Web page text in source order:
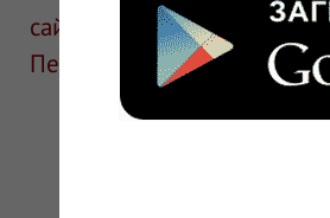
сайте для ознакомления и
Перед применением